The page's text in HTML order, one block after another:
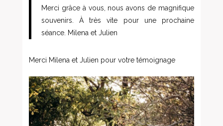
Merci grâce à vous, nous avons de magnifique
souvenirs. À très vite pour une prochaine
séance. Milena et Julien
Merci Milena et Julien pour votre témoignage